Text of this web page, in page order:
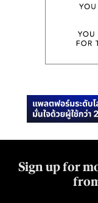
Sign up for